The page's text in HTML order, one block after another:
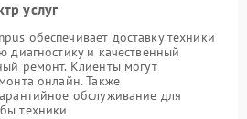
услуг
обеспечивает доставку техники
диагностику и качественный
ремонт. Клиенты могут
онлайн. Также
обслуживание для
техники